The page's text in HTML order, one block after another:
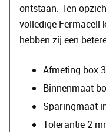
ontstaan. Ten
volledige Fermacell
hebben zij een
Afmeting box
Binnenmaat
Sparingmaat
Tolerantie 2